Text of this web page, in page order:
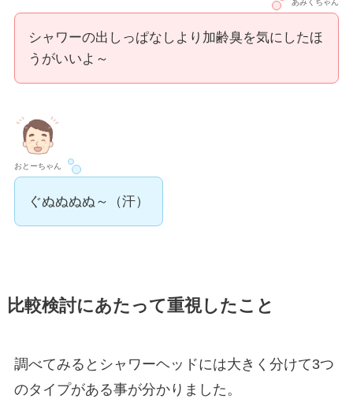
あみくちゃん
シャワーの出しっぱなしより加齢臭を気にしたほ
うがいいよ～
おとーちゃん
ぐぬぬぬぬ～（汗）
比較検討にあたって重視したこと
調べてみるとシャワーヘッドには大きく分けて3つ
のタイプがある事が分かりました。